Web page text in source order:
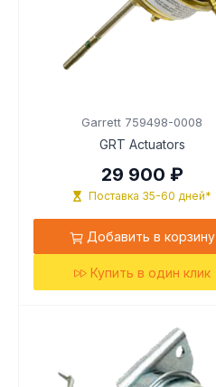
Garrett 759498-0008
GRT Actuators
29 900 ₽
Поставка 35-60 дней*
Добавить в корзину
Купить в один клик